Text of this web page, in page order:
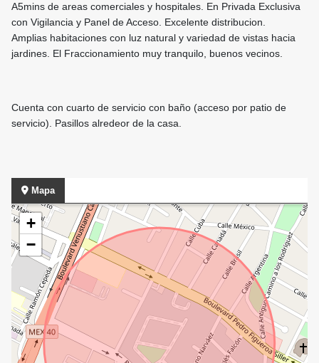
A5mins de areas comerciales y hospitales. En Privada Exclusiva
con Vigilancia y Panel de Acceso. Excelente distribucion.
Amplias habitaciones con luz natural y variedad de vistas hacia
jardines. El Fraccionamiento muy tranquilo, buenos vecinos.
Cuenta con cuarto de servicio con baño (acceso por patio de
servicio). Pasillos alredeor de la casa.
Mapa
+
−